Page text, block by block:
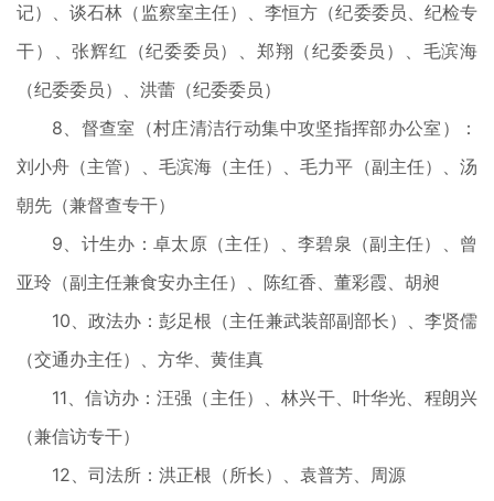
记）、谈石林（监察室主任）、李恒方（纪委委员、纪检专
干）、张辉红（纪委委员）、郑翔（纪委委员）、毛滨海
（纪委委员）、洪蕾（纪委委员）
8、督查室（村庄清洁行动集中攻坚指挥部办公室）：
刘小舟（主管）、毛滨海（主任）、毛力平（副主任）、汤
朝先（兼督查专干）
9、计生办：卓太原（主任）、李碧泉（副主任）、曾
亚玲（副主任兼食安办主任）、陈红香、董彩霞、胡昶
10、政法办：彭足根（主任兼武装部副部长）、李贤儒
（交通办主任）、方华、黄佳真
11、信访办：汪强（主任）、林兴干、叶华光、程朗兴
（兼信访专干）
12、司法所：洪正根（所长）、袁普芳、周源